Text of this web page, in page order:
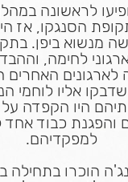
לראשונה
בתקופת הסנגקו,
מנשוא ביפן.
לחימה,
לארגונים האחרים
אליו לוחמי
היו הקפדה על
והפגנת כבוד אחד
למפקדיהם.
הוכרו בתחילה